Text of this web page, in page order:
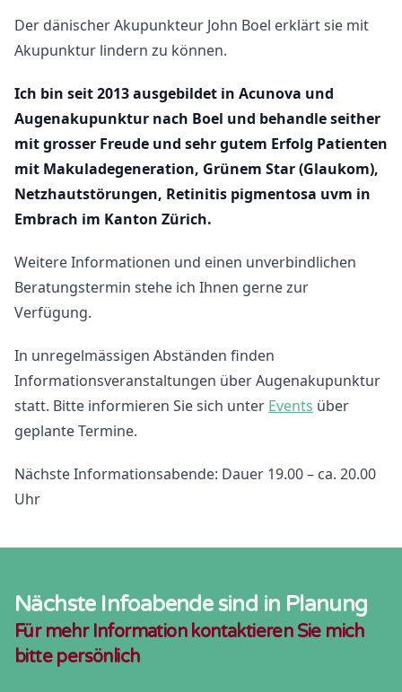
Der dänischer Akupunkteur John Boel erklärt sie mit
Akupunktur lindern zu können.
Ich bin seit 2013 ausgebildet in Acunova und
Augenakupunktur nach Boel und behandle seither
mit grosser Freude und sehr gutem Erfolg Patienten
mit Makuladegeneration, Grünem Star (Glaukom),
Netzhautstörungen, Retinitis pigmentosa uvm in
Embrach im Kanton Zürich.
Weitere Informationen und einen unverbindlichen
Beratungstermin stehe ich Ihnen gerne zur
Verfügung.
In unregelmässigen Abständen finden
Informationsveranstaltungen über Augenakupunktur
statt. Bitte informieren Sie sich unter Events über
geplante Termine.
Nächste Informationsabende: Dauer 19.00 – ca. 20.00
Uhr
Nächste Infoabende sind in Planung
Für mehr Information kontaktieren Sie mich
bitte persönlich